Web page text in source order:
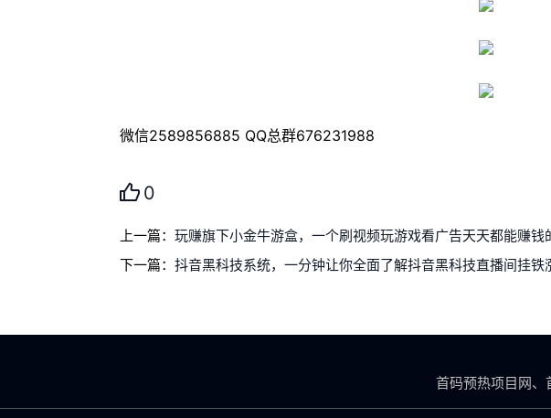
微信2589856885 QQ总群676231988
0
上一篇： 玩赚旗下小金牛游盒，一个刷视频玩游戏看广告天天都能赚钱
下一篇： 抖音黑科技系统，一分钟让你全面了解抖音黑科技直播间挂铁
首码预热项目网、